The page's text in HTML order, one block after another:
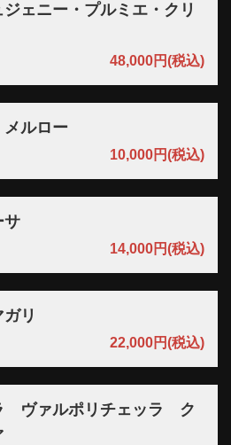
ェニー・プルミエ・クリ
48,000円(税込)
ルロー
10,000円(税込)
14,000円(税込)
リ
22,000円(税込)
ヴァルポリチェッラ ク